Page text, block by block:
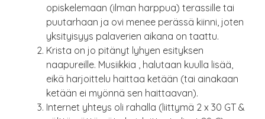
opiskelemaan (ilman harppua) terassille tai
puutarhaan ja ovi menee perässä kiinni, joten
yksityisyys palaverien aikana on taattu.
Krista on jo pitänyt lyhyen esityksen
naapureille. Musiikkia , halutaan kuulla lisää,
eikä harjoittelu haittaa ketään (tai ainakaan
ketään ei myönnä sen haittaavan).
Internet yhteys oli rahalla (liittymä 2 x 30 GT &